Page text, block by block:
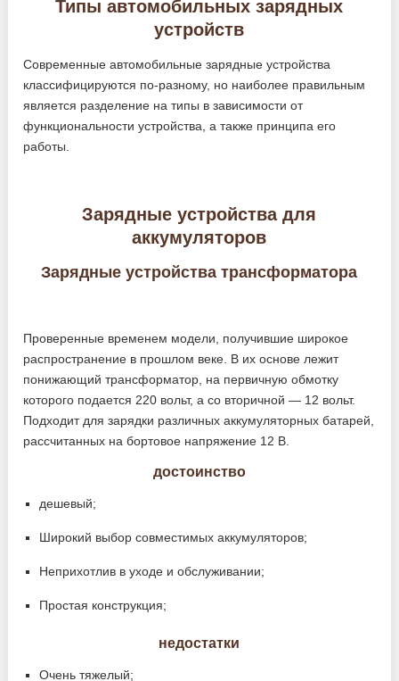
Типы автомобильных зарядных
устройств
Современные автомобильные зарядные устройства
классифицируются по-разному, но наиболее правильным
является разделение на типы в зависимости от
функциональности устройства, а также принципа его
работы.
Зарядные устройства для
аккумуляторов
Зарядные устройства трансформатора
Проверенные временем модели, получившие широкое
распространение в прошлом веке. В их основе лежит
понижающий трансформатор, на первичную обмотку
которого подается 220 вольт, а со вторичной — 12 вольт.
Подходит для зарядки различных аккумуляторных батарей,
рассчитанных на бортовое напряжение 12 В.
достоинство
дешевый;
Широкий выбор совместимых аккумуляторов;
Неприхотлив в уходе и обслуживании;
Простая конструкция;
недостатки
Очень тяжелый;